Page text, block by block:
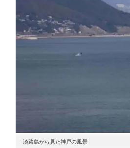
淡路島から見た神戸の風景